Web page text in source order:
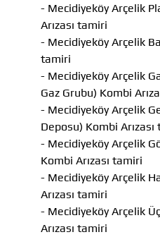
- Mecidiyeköy Arçelik
Arızası tamiri
- Mecidiyeköy Arçelik
tamiri
- Mecidiyeköy Arçelik
Gaz Grubu) Kombi
- Mecidiyeköy Arçelik
Deposu) Kombi
- Mecidiyeköy Arçelik
Kombi Arızası tamiri
- Mecidiyeköy Arçelik
Arızası tamiri
- Mecidiyeköy Arçelik
Arızası tamiri